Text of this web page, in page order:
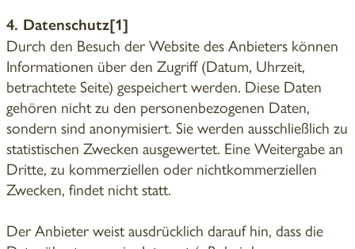
4. Datenschutz[1]
Durch den Besuch der Website des Anbieters können
Informationen über den Zugriff (Datum, Uhrzeit,
betrachtete Seite) gespeichert werden. Diese Daten
gehören nicht zu den personenbezogenen Daten,
sondern sind anonymisiert. Sie werden ausschließlich zu
statistischen Zwecken ausgewertet. Eine Weitergabe an
Dritte, zu kommerziellen oder nichtkommerziellen
Zwecken, findet nicht statt.
Der Anbieter weist ausdrücklich darauf hin, dass die